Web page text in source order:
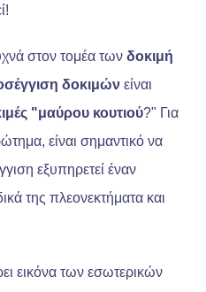
στον τομέα των δοκιμή
δοκιμών είναι
"μαύρου κουτιού?" Για
είναι σημαντικό να
εξυπηρετεί έναν
της πλεονεκτήματα και
εικόνα των εσωτερικών